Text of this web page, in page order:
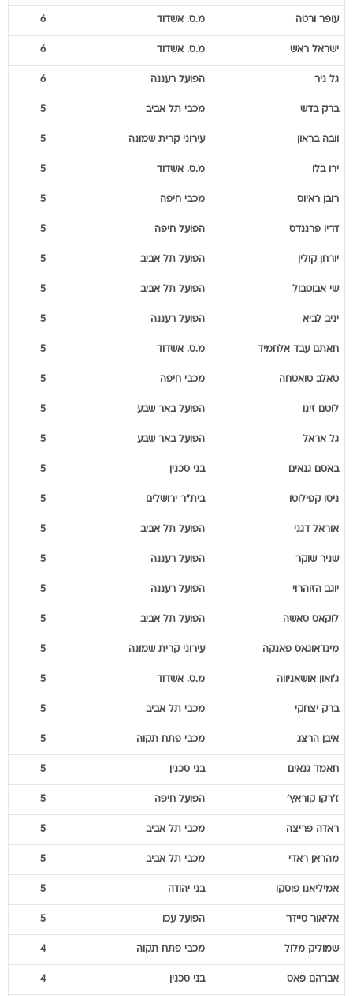
עופר ורטה מ.ס. אשדוד 6
ישראל ראש מ.ס. אשדוד 6
גל ניר הפועל רעננה 6
ברק בדש מכבי תל אביב 5
וובה בראון עירוני קרית שמונה 5
ירו בלו מ.ס. אשדוד 5
רובן ראיוס מכבי חיפה 5
דריו פרננדס הפועל חיפה 5
יורחן קולין הפועל תל אביב 5
שי אבוטבול הפועל תל אביב 5
יניב לביא הפועל רעננה 5
חאתם עבד אלחמיד מ.ס. אשדוד 5
טאלב טואטחה מכבי חיפה 5
לוטם זינו הפועל באר שבע 5
גל אראל הפועל באר שבע 5
באסם גנאים בני סכנין 5
ניסו קפילוטו בית"ר ירושלים 5
אוראל דגני הפועל תל אביב 5
שניר שוקר הפועל רעננה 5
יוגב הזוהרוי הפועל רעננה 5
לוקאס סאשה הפועל תל אביב 5
מינדאוגאס פאנקה עירוני קרית שמונה 5
ג'ואון אושאניווה מ.ס. אשדוד 5
ברק יצחקי מכבי תל אביב 5
איבן הרצג מכבי פתח תקוה 5
חאמד גנאים בני סכנין 5
ז'רקו קוראץ' הפועל חיפה 5
ראדה פריצה מכבי תל אביב 5
מהראן ראדי מכבי תל אביב 5
אמיליאנו פוסקו בני יהודה 5
אליאור סיידר הפועל עכו 5
שמוליק מלול מכבי פתח תקוה 4
אברהם פאס בני סכנין 4